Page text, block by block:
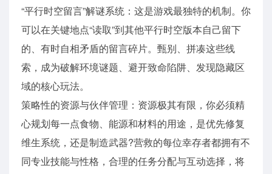
“平行时空留言”解谜系统：这是游戏最独特的机制。你
可以在关键地点“读取”到其他平行时空版本自己留下
的、有时自相矛盾的留言碎片。甄别、拼凑这些线
索，成为破解环境谜题、避开致命陷阱、发现隐藏区
域的核心玩法。
策略性的资源与伙伴管理：资源极其有限，你必须精
心规划每一点食物、能源和材料的用途，是优先修复
维生系统，还是制造武器?营救的每位幸存者都拥有不
同专业技能与性格，合理的任务分配与互动选择，将